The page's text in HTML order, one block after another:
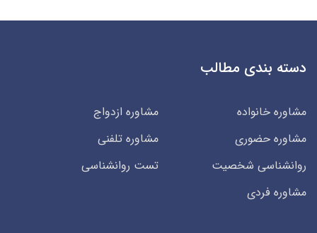
دسته بندی مطالب
مشاوره خانواده
مشاوره ازدواج
مشاوره حضوری
مشاوره تلفنی
روانشناسی شخصیت
تست روانشناسی
مشاوره فردی